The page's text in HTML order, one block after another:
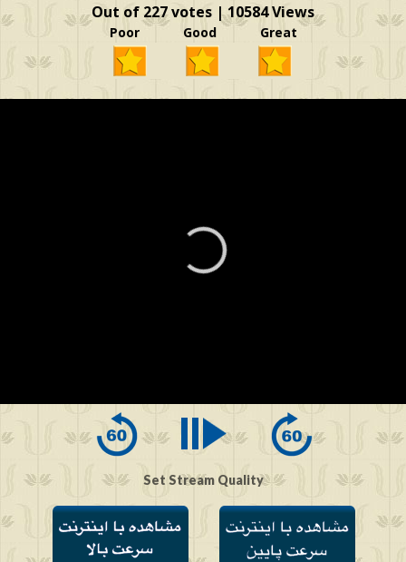
Out of 227 votes | 10584 Views
Poor Good Great
of
Set Stream Quality